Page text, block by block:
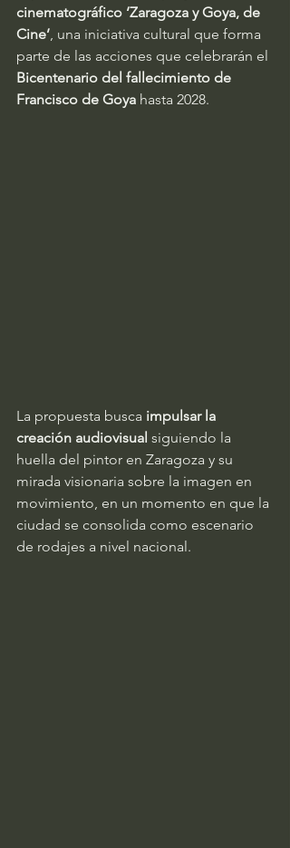
cinematográfico ‘Zaragoza y Goya, de
Cine’, una iniciativa cultural que forma
parte de las acciones que celebrarán el
Bicentenario del fallecimiento de
Francisco de Goya hasta 2028.
La propuesta busca impulsar la
creación audiovisual siguiendo la
huella del pintor en Zaragoza y su
mirada visionaria sobre la imagen en
movimiento, en un momento en que la
ciudad se consolida como escenario
de rodajes a nivel nacional.